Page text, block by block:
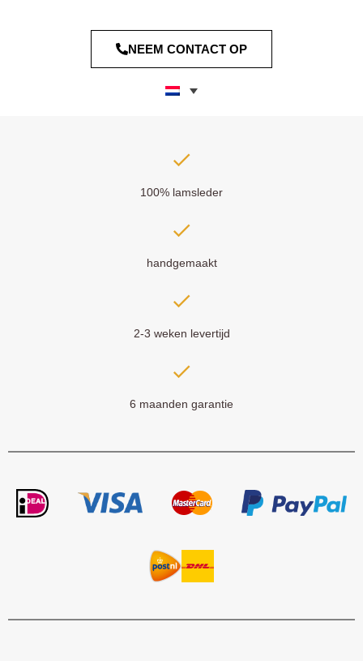
NEEM CONTACT OP
100% lamsleder
handgemaakt
2-3 weken levertijd
6 maanden garantie